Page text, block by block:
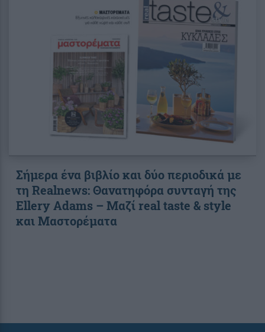
Σήμερα ένα βιβλίο και δύο περιοδικά με
τη Realnews: Θανατηφόρα συνταγή της
Ellery Adams – Μαζί real taste & style
και Μαστορέματα